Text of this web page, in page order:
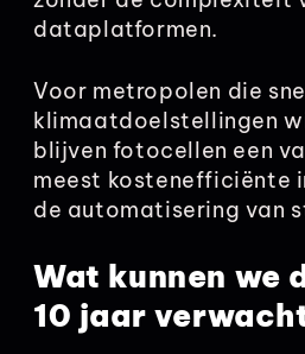
dataplatformen.
Voor metropolen die
klimaatdoelstellingen
blijven fotocellen een
meest kostenefficiënte
de automatisering van
Wat kunnen we
10 jaar